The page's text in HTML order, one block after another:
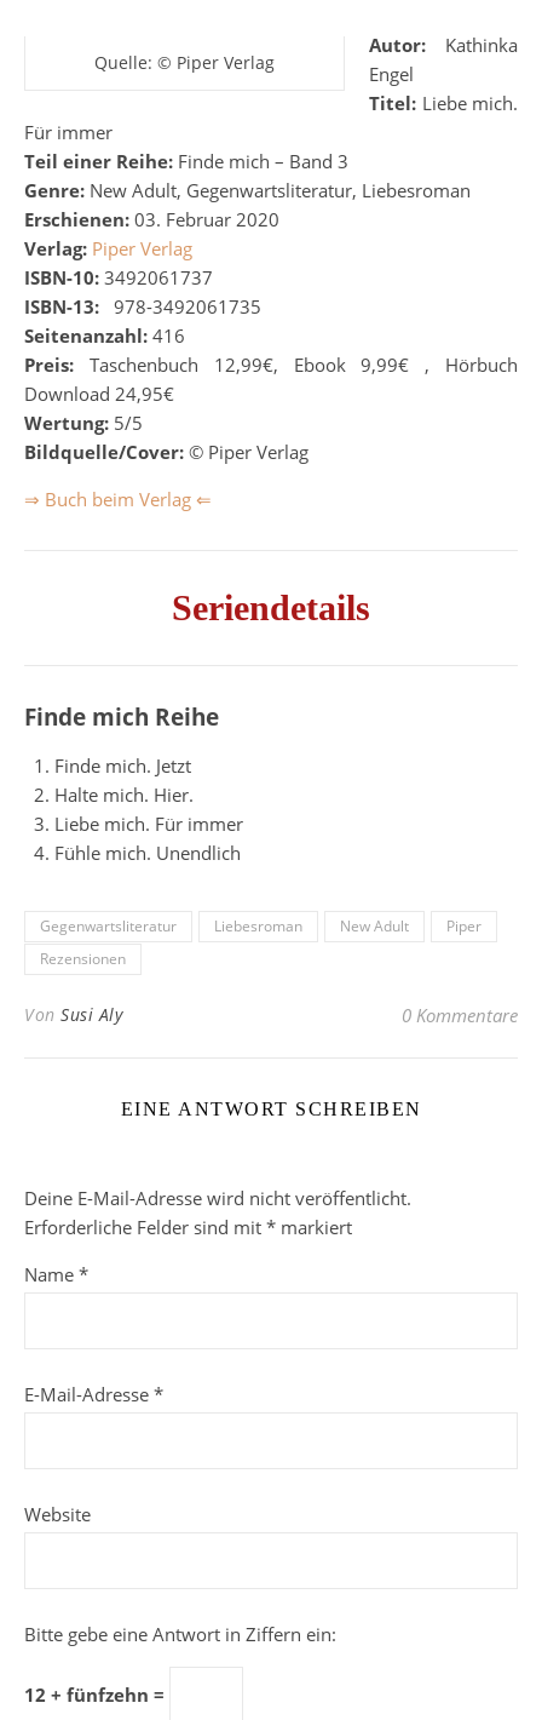
Quelle: © Piper Verlag
Autor: Kathinka
Engel
Titel: Liebe mich.
Für immer
Teil einer Reihe: Finde mich – Band 3
Genre: New Adult, Gegenwartsliteratur, Liebesroman
Erschienen: 03. Februar 2020
Verlag: Piper Verlag
ISBN-10: 3492061737
ISBN-13: 978-3492061735
Seitenanzahl: 416
Preis: Taschenbuch 12,99€, Ebook 9,99€ , Hörbuch
Download 24,95€
Wertung: 5/5
Bildquelle/Cover: © Piper Verlag
⇒ Buch beim Verlag ⇐
Seriendetails
Finde mich Reihe
Finde mich. Jetzt
Halte mich. Hier.
Liebe mich. Für immer
Fühle mich. Unendlich
Gegenwartsliteratur Liebesroman New Adult
Piper
Rezensionen
Von Susi Aly 0 Kommentare
EINE ANTWORT SCHREIBEN
Deine E-Mail-Adresse wird nicht veröffentlicht.
Erforderliche Felder sind mit * markiert
Name *
E-Mail-Adresse *
Website
Bitte gebe eine Antwort in Ziffern ein:
12 + fünfzehn =